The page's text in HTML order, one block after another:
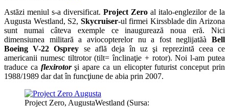
Astăzi meniul s-a diversificat. Project Zero al italo-englezilor de la
Augusta Westland, S2, Skycruiser-ul firmei Kirssblade din Arizona
sunt numai câteva exemple ce inaugurează noua eră. Nici
dimensiunea militară a aviocopterelor nu a fost neglijatăà Bell
Boeing V-22 Osprey se află deja în uz şi reprezintă ceea ce
americanii numesc tiltrotor (tilt= înclinaţie + rotor). Noi l-am putea
traduce ca flexirotorşi apare ca un elicopter futurist conceput prin
1988/1989 dar dat în funcţiune de abia prin 2007.
Project Zero, AugustaWestland (Sursa: